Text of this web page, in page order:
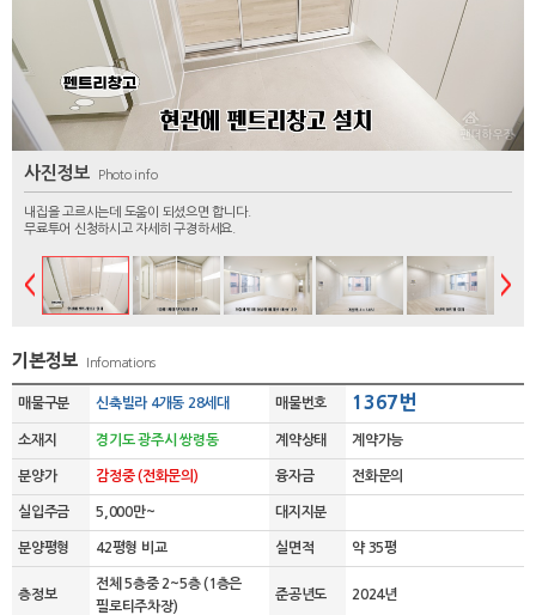
사진정보 Photo info
내집을 고르시는데 도움이 되셨으면 합니다.
무료투어 신청하시고 자세히 구경하세요.
기본정보 Infomations
매물구분 신축빌라 4개동 28세대 매물번호 1367번
소재지 경기도 광주시 쌍령동 계약상태 계약가능
분양가 감정중 (전화문의) 융자금 전화문의
실입주금 5,000만~ 대지지분
분양평형 42평형 비교 실면적 약 35평
층정보
전체 5층중 2~5층 (1층은
필로티주차장)
준공년도 2024년